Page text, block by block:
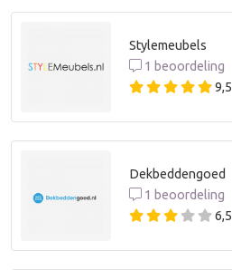
Stylemeubels
1 beoordeling
9,5
Dekbeddengoed
1 beoordeling
6,5